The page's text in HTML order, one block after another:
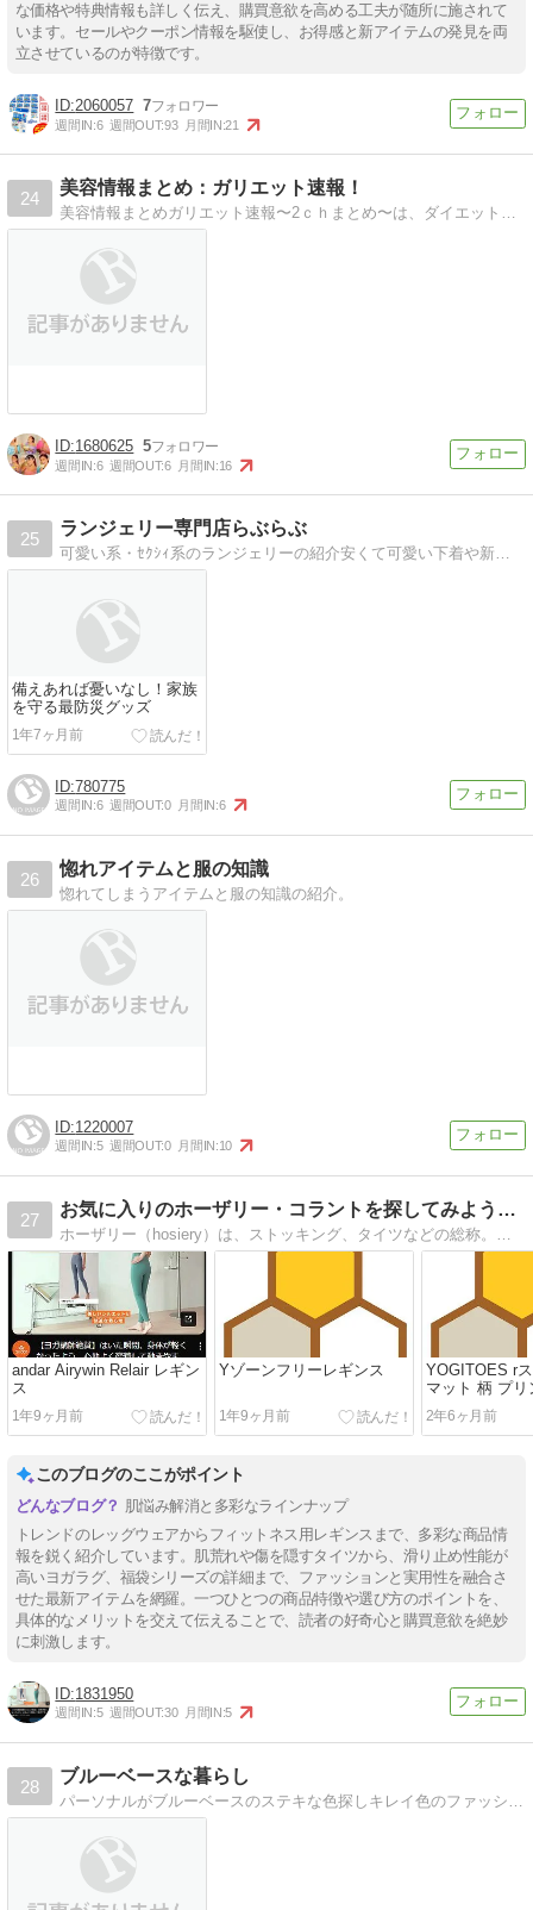
な価格や特典情報も詳しく伝え、購買意欲を高める工夫が随所に施されて
います。セールやクーポン情報を駆使し、お得感と新アイテムの発見を両
立させているのが特徴です。
2060057 7
週間IN:6 週間OUT:93 月間IN:21
24
美容情報まとめ：ガリエット速報！
美容情報まとめガリエット速報〜2ｃｈまとめ〜は、ダイエットや美容を頑張る皆様にダイエット方法（ダイエットレシピ、ダイエットの運動）の最新情報、美容ブログなどか…
1680625 5
週間IN:6 週間OUT:6 月間IN:16
25
ランジェリー専門店らぶらぶ
可愛い系・ｾｸｼｨ系のランジェリーの紹介安くて可愛い下着や新商品をいち早くお知らせします
備えあれば憂いなし！家族
を守る最防災グッズ
1年7ヶ月前
780775
週間IN:6 週間OUT:0 月間IN:6
26
惚れアイテムと服の知識
惚れてしまうアイテムと服の知識の紹介。
1220007
週間IN:5 週間OUT:0 月間IN:10
27
お気に入りのホーザリー・コラントを探してみよう！！
ホーザリー（hosiery）は、ストッキング、タイツなどの総称。コラント（collant）は、キュっとしてて脚先から腰のあたりまである、タイツとかパンストのよう
andar Airywin Relair レギン
ス
1年9ヶ月前
Yゾーンフリーレギンス
1年9ヶ月前
YOGITOES r
マット 柄 プ
トース ヨガラ
ル / [A] 24SS
ガタオル
2年6ヶ月前
このブログのここがポイント
肌悩み解消と多彩なラインナップ
トレンドのレッグウェアからフィットネス用レギンスまで、多彩な商品情
報を鋭く紹介しています。肌荒れや傷を隠すタイツから、滑り止め性能が
高いヨガラグ、福袋シリーズの詳細まで、ファッションと実用性を融合さ
せた最新アイテムを網羅。一つひとつの商品特徴や選び方のポイントを、
具体的なメリットを交えて伝えることで、読者の好奇心と購買意欲を絶妙
に刺激します。
1831950
週間IN:5 週間OUT:30 月間IN:5
28
ブルーベースな暮らし